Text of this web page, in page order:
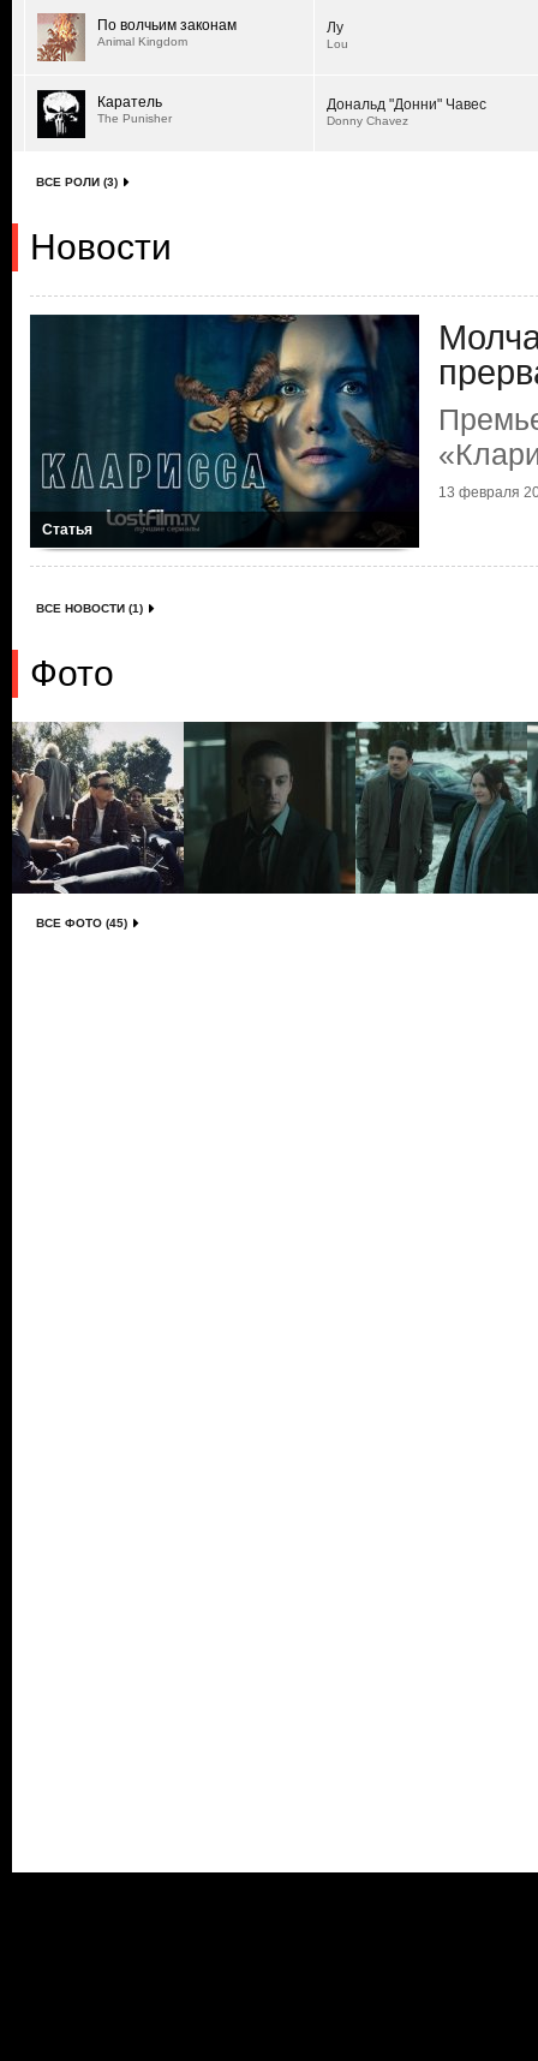
По волчьим законам
Animal Kingdom
Лу
Lou
Каратель
The Punisher
Дональд "Донни" Чавес
Donny Chavez
ВСЕ РОЛИ (3)
Новости
Статья
13 февраля
ВСЕ НОВОСТИ (1)
Фото
ВСЕ ФОТО (45)